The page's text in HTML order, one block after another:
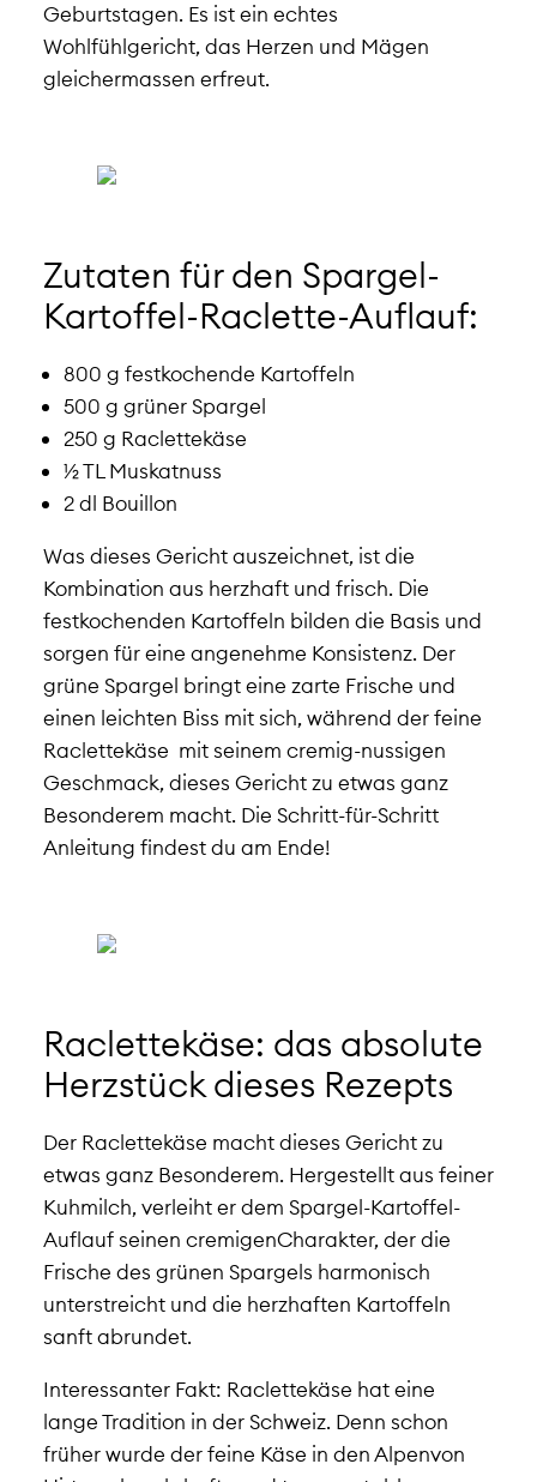
Geburtstagen. Es ist ein echtes
Wohlfühlgericht, das Herzen und Mägen
gleichermassen erfreut.
Zutaten für den Spargel-
Kartoffel-Raclette-Auflauf:
800 g festkochende Kartoffeln
500 g grüner Spargel
250 g Raclettekäse
½ TL Muskatnuss
2 dl Bouillon
Was dieses Gericht auszeichnet, ist die
Kombination aus herzhaft und frisch. Die
festkochenden Kartoffeln bilden die Basis und
sorgen für eine angenehme Konsistenz. Der
grüne Spargel bringt eine zarte Frische und
einen leichten Biss mit sich, während der feine
Raclettekäse mit seinem cremig-nussigen
Geschmack, dieses Gericht zu etwas ganz
Besonderem macht. Die Schritt-für-Schritt
Anleitung findest du am Ende!
Raclettekäse: das absolute
Herzstück dieses Rezepts
Der Raclettekäse macht dieses Gericht zu
etwas ganz Besonderem. Hergestellt aus feiner
Kuhmilch, verleiht er dem Spargel-Kartoffel-
Auflauf seinen cremigenCharakter, der die
Frische des grünen Spargels harmonisch
unterstreicht und die herzhaften Kartoffeln
sanft abrundet.
Interessanter Fakt: Raclettekäse hat eine
lange Tradition in der Schweiz. Denn schon
früher wurde der feine Käse in den Alpenvon